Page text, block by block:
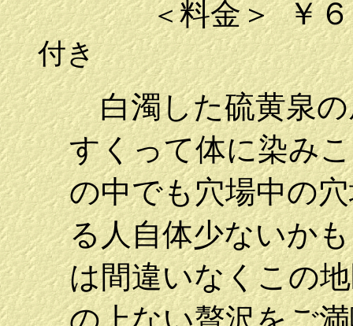
＜料金＞￥
付き
白濁した硫黄泉の
すくって体に染み
の中でも穴場中の
る人自体少ないか
は間違いなくこの